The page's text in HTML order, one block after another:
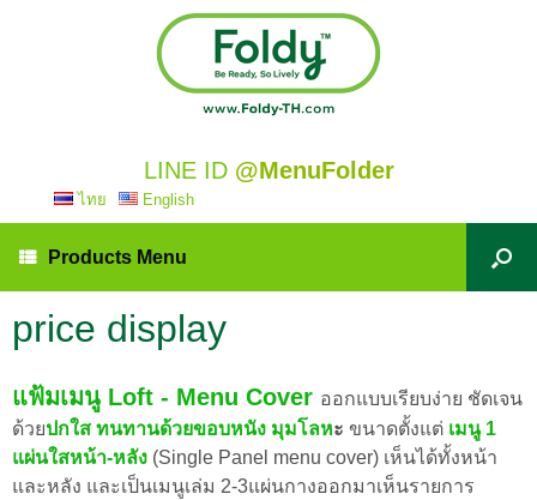
LINE ID @MenuFolder
ไทย English
Products Menu
price display
แฟ้มเมนู Loft - Menu Cover ออกแบบเรียบง่าย ชัดเจน
ด้วยปกใส ทนทานด้วยขอบหนัง มุมโลหะ ขนาดตั้งแต่ เมนู 1
แผ่นใสหน้า-หลัง (Single Panel menu cover) เห็นได้ทั้งหน้า
และหลัง และเป็นเมนูเล่ม 2-3แผ่นกางออกมาเห็นรายการ